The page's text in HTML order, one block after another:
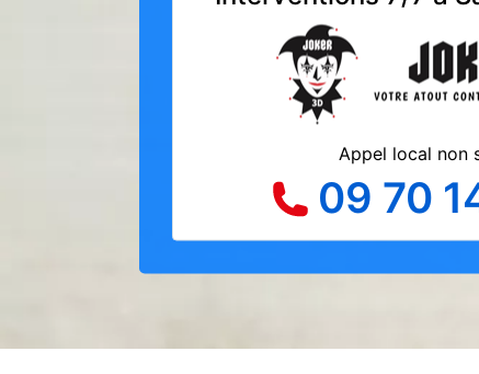
Appel local non
09 70